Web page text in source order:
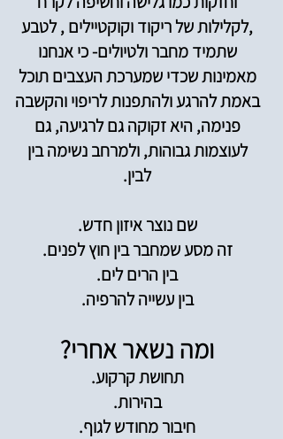
,לקלילות של ריקוד וקוקטיילים , לטבע
שתמיד מחבר ולטיולים- כי אנחנו
מאמינות שכדי שמערכת העצבים תוכל
באמת להרגע ולהתפנות לריפוי והקשבה
פנימה, היא זקוקה גם לרגיעה, גם
לעוצמות גבוהות, ולמרחב נשימה בין
לבין.
שם נוצר איזון חדש.
זה מסע שמחבר בין חוץ לפנים.
בין הרים לים.
בין עשייה להרפיה.
ומה נשאר אחרי?
תחושת קרקוע.
בהירות.
חיבור מחודש לגוף.